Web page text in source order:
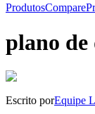
ProdutosCompare
plano
Escrito porEquipe